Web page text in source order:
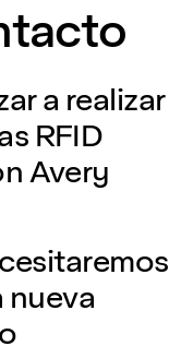
a realizar
RFID
Avery
nueva